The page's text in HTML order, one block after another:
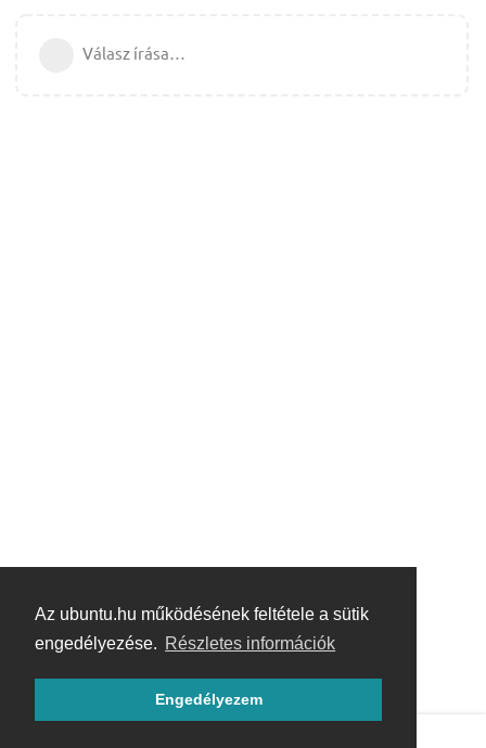
Az ubuntu.hu működésének feltétele a sütik
engedélyezése. Részletes információk
Engedélyezem
Válasz írása…